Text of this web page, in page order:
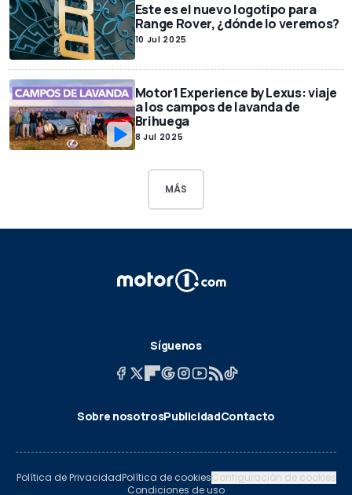
Este es el nuevo logotipo para
Range Rover, ¿dónde lo veremos?
10 Jul 2025
Motor1 Experience by Lexus: viaje
a los campos de lavanda de
Brihuega
8 Jul 2025
MÁS
Síguenos
Sobre nosotrosPublicidadContacto
Política de PrivacidadPolítica de cookiesConfiguración de cookies
Condiciones de uso